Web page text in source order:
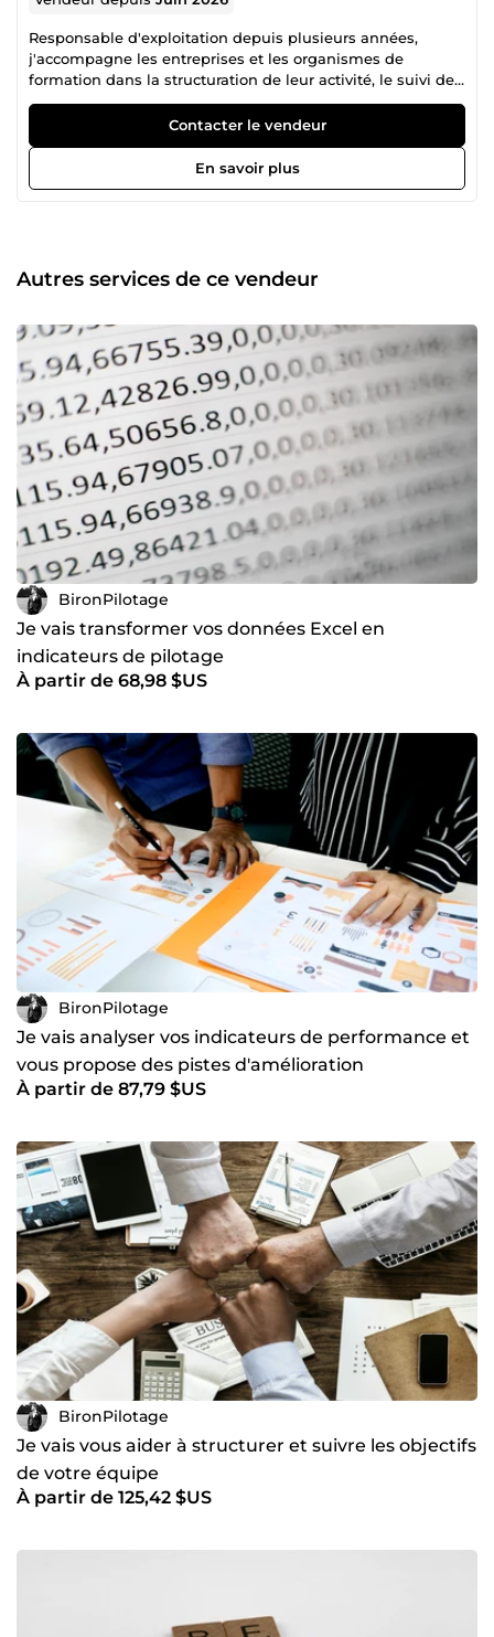
Responsable d'exploitation depuis plusieurs années,
j'accompagne les entreprises et les organismes de
formation dans la structuration de leur activité, le suivi de
leurs indicateurs et l'amélioration de leur pilotage
opérationnel. J'interviens notamment sur : La création de
tableaux de bord Excel personnalisés ; Le suivi
d'indicateurs de performance (KPI) ; L'organisation et
l'optimisation des processus ; La conception d'outils de
prendre leurs décisions. Chaque mission est adaptée aux
besoins du client. Chaque projet étant spécifique, je reste
proposer un accompagnement adapté. Romain BIRON
Contacter le vendeur
En savoir plus
Autres services de ce vendeur
BironPilotage
Je vais transformer vos données Excel en
indicateurs de pilotage
À partir de 68,98 $US
BironPilotage
Je vais analyser vos indicateurs de performance et
vous propose des pistes d'amélioration
À partir de 87,79 $US
BironPilotage
Je vais vous aider à structurer et suivre les objectifs
de votre équipe
À partir de 125,42 $US